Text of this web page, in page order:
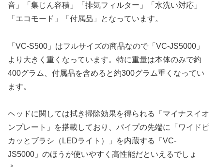
音」「集じん容積」「排気フィルター」「水洗い対応」
「エコモード」「付属品」となっています。
「VC-S500」はフルサイズの商品なので「VC-JS5000」
より大きく重くなっています。特に重量は本体のみで約
400グラム、付属品を含めると約300グラム重くなってい
ます。
ヘッドに関しては拭き掃除効果を得られる「マイナスイオ
ンプレート」を搭載しており、パイプの先端に「ワイドピ
カッとブラシ（LEDライト）」を内蔵する「VC-
JS5000」のほうが使いやすく高性能だといえるでしょ